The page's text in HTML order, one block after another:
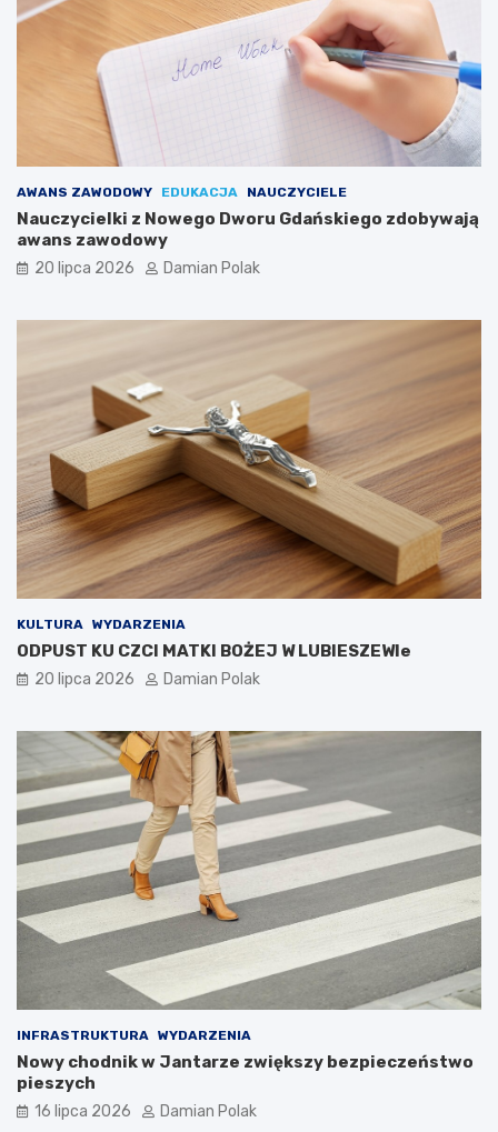
AWANS ZAWODOWY EDUKACJA NAUCZYCIELE
Nauczycielki z Nowego Dworu Gdańskiego zdobywają
awans zawodowy
20 lipca 2026 Damian Polak
KULTURA WYDARZENIA
ODPUST KU CZCI MATKI BOŻEJ W LUBIESZEWIe
20 lipca 2026 Damian Polak
INFRASTRUKTURA WYDARZENIA
Nowy chodnik w Jantarze zwiększy bezpieczeństwo
pieszych
16 lipca 2026 Damian Polak